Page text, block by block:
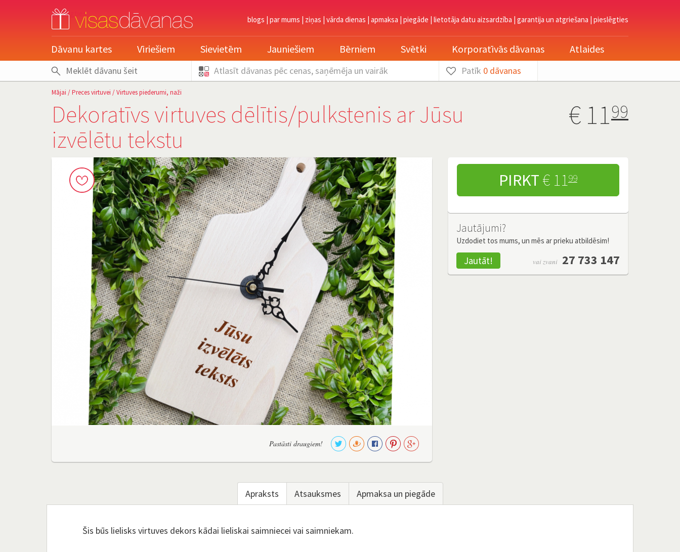
blogs | par mums | ziņas | vārda dienas | apmaksa | piegāde | lietotāja datu aizsardzība | garantija un atgriešana | pieslēgties
pieslēgties
Dāvanu kartes Vīriešiem Sievietēm Jauniešiem Bērniem Svētki Korporatīvās dāvanas Atlaides
Atlasīt dāvanas pēc cenas, saņēmēja un vairāk Patīk 0dāvanas
Mājai /Preces virtuvei /Virtuves piederumi, naži
Dekoratīvs virtuves dēlītis/pulkstenis ar Jūsu
izvēlētu tekstu
€ 1199
Pastāsti draugiem!
PIRKT € 1199
Jautājumi?
Uzdodiet tos mums, un mēs ar prieku atbildēsim!
Jautāt! vai zvani 27 733 147
Apraksts Atsauksmes Apmaksa un piegāde
Šis būs lielisks virtuves dekors kādai lieliskai saimniecei vai saimniekam.